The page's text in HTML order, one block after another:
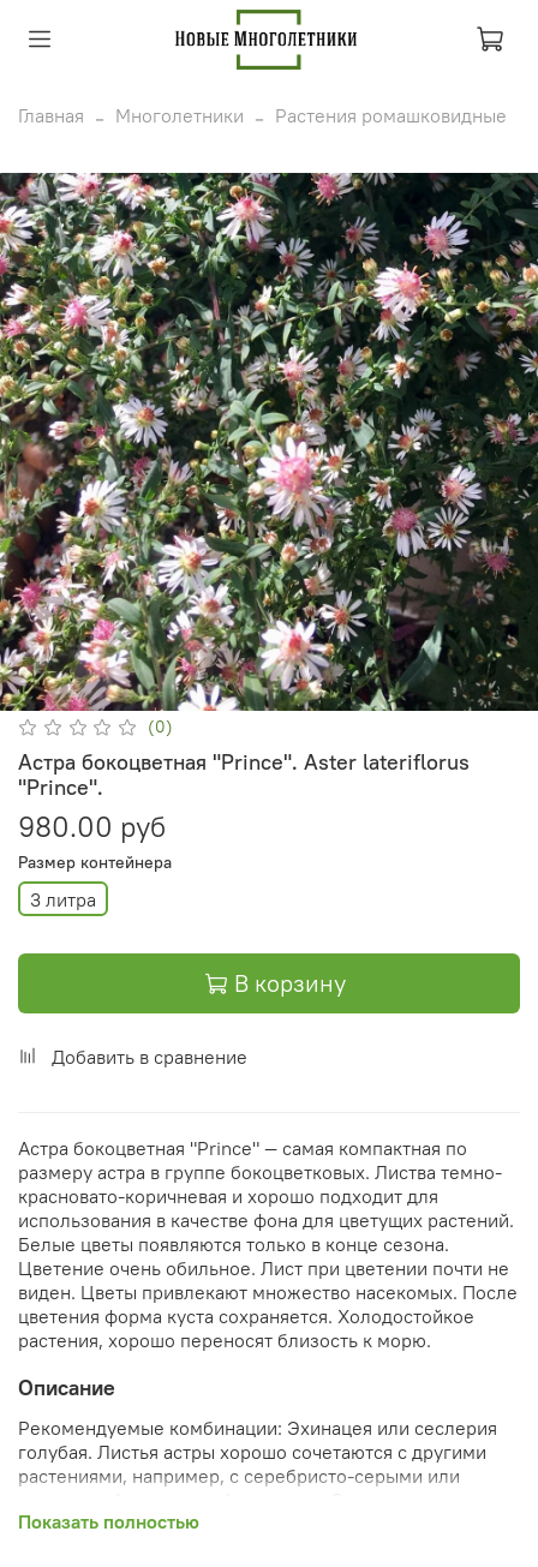
Главная Многолетники Растения ромашковидные
(0)
Астра бокоцветная "Prince". Aster lateriflorus
"Prince".
980.00 руб
Размер контейнера
3 литра
В корзину
Добавить в сравнение
Астра бокоцветная "Prince" — самая компактная по
размеру астра в группе бокоцветковых. Листва темно-
красновато-коричневая и хорошо подходит для
использования в качестве фона для цветущих растений.
Белые цветы появляются только в конце сезона.
Цветение очень обильное. Лист при цветении почти не
виден. Цветы привлекают множество насекомых. После
цветения форма куста сохраняется. Холодостойкое
растения, хорошо переносят близость к морю.
Описание
Рекомендуемые комбинации: Эхинацея или сеслерия
голубая. Листья астры хорошо сочетаются с другими
растениями, например, с серебристо-серыми или
чрезвычайно холодостойкие растения и даже хорошо
Показать полностью